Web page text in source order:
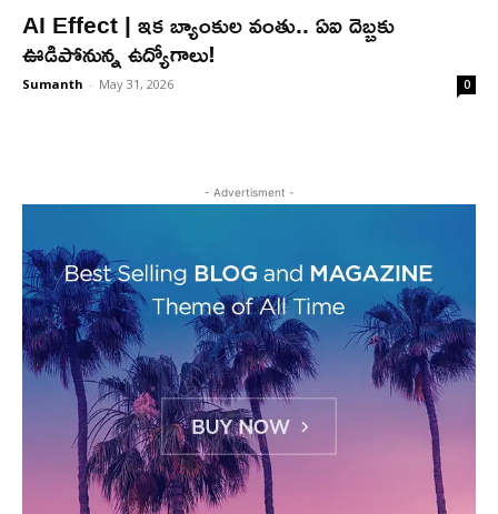
AI Effect | ఇక బ్యాంకుల వంతు.. ఏఐ దెబ్బకు
ఊడిపోనున్న ఉద్యోగాలు!
Sumanth - May 31, 2026 0
- Advertisment -